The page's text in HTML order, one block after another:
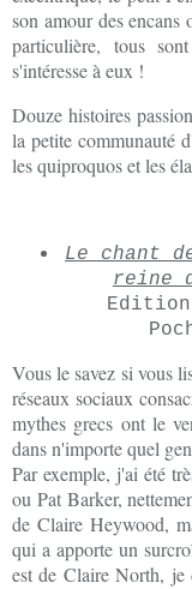
son amour des
particulière, tous
s'intéresse à eux !
Douze histoires
la petite communauté
les quiproquos et les
Le chant
reine
Vous le savez si vous
réseaux sociaux
mythes grecs ont le
dans n'importe quel
Par exemple, j'ai été
ou Pat Barker,
de Claire Heywood,
qui a apporte un
est de Claire North, je